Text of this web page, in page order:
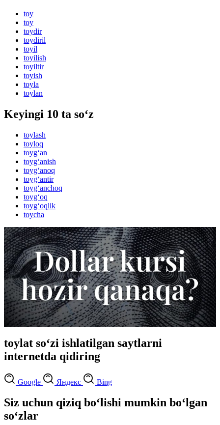
toy
toy
toydir
toydiril
toyil
toyilish
toyiltir
toyish
toyla
toylan
Keyingi 10 ta so‘z
toylash
toyloq
toyg‘an
toyg‘anish
toyg‘anoq
toyg‘antir
toyg‘anchoq
toyg‘oq
toyg‘oqlik
toycha
toylat so‘zi ishlatilgan saytlarni
internetda qidiring
Google Яндекс Bing
Siz uchun qiziq bo‘lishi mumkin bo‘lgan
so‘zlar